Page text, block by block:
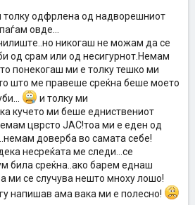
толку одфрлена од надворешниот
овде...
никогаш не можам да се
од срам или од несигурнот.Немам
понекогаш ми е толку тешко ми
што ме правеше среќна беше моето
и толку ми
кучето ми беше едниствениот
цврсто ЈАС!тоа ми е еден од
доверба во самата себе!
несреќата ме следи...се
била среќна..ако барем еднаш
ми се случува нешто мноху лошо!
напишав ама вака ми е полесно!